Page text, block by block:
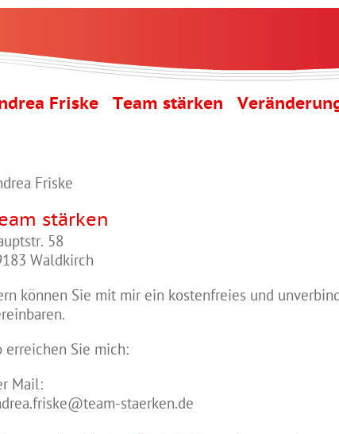
Friske Team stärken
Friske
stärken
58
Waldkirch
können Sie mit mir ein kostenfreies und
erreichen Sie mich:
Mail:
staerken.de